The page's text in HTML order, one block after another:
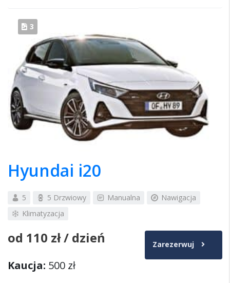
3
Hyundai i20
5 5 Drzwiowy Manualna
Nawigacja
Klimatyzacja
od 110 zł/ dzień Zarezerwuj
Kaucja: 500 zł